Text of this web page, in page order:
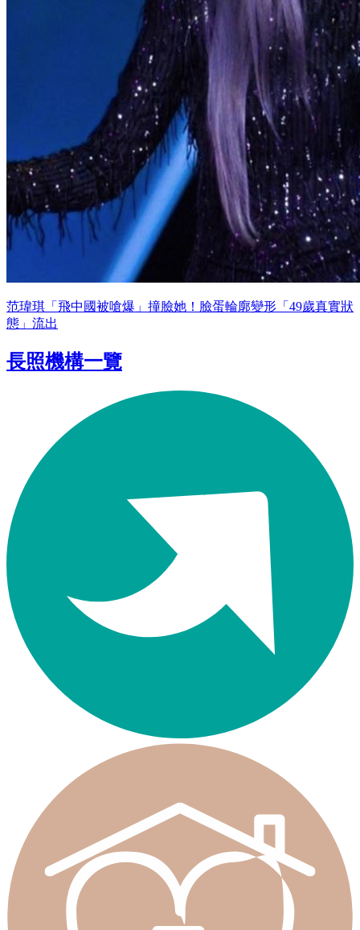
范瑋琪「飛中國被嗆爆」撞臉她！臉蛋輪廓變形「49歲真實狀
態」流出
長照機構一覽